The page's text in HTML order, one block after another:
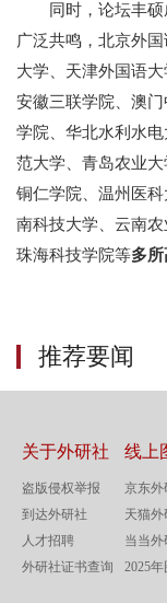
同时，论坛丰
广泛共鸣，北京外
大学、天津外国语
安徽三联学院、澳
学院、华北水利水
范大学、青岛农业大
铜仁学院、温州医
南科技大学、云南农
珠海科技学院等多
推荐要闻
关于外研社
盗版侵权举报
到达外研社
人才招聘
外研社证书查询
线上
京东外
天猫
当当
2025